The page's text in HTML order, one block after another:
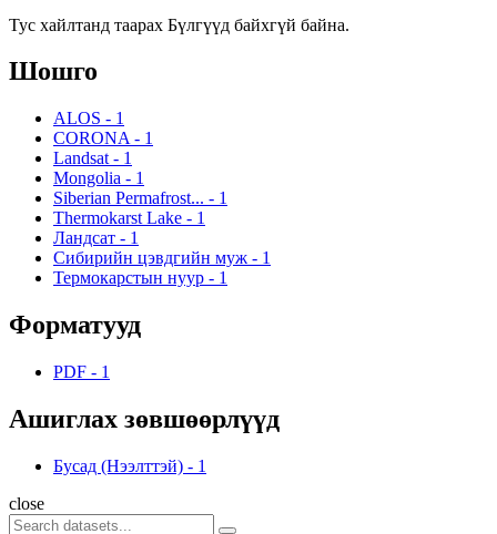
Тус хайлтанд таарах Бүлгүүд байхгүй байна.
Шошго
ALOS - 1
CORONA - 1
Landsat - 1
Mongolia - 1
Siberian Permafrost... - 1
Thermokarst Lake - 1
Ландсат - 1
Сибирийн цэвдгийн муж - 1
Термокарстын нуур - 1
Форматууд
PDF - 1
Ашиглах зөвшөөрлүүд
Бусад (Нээлттэй) - 1
close